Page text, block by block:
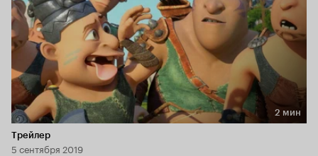
Длительность 2 мин
2 мин
Трейлер
5 сентября 2019